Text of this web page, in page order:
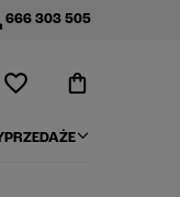
666 303 505